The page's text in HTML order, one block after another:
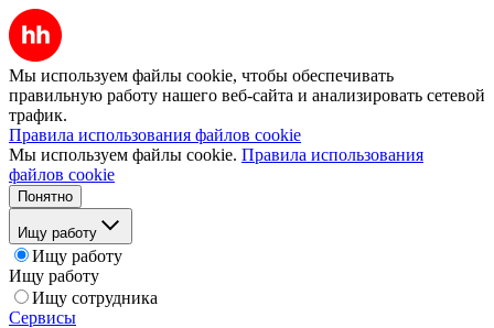
Мы используем файлы cookie, чтобы обеспечивать
правильную работу нашего веб-сайта и анализировать сетевой
трафик.
Правила использования файлов cookie
Мы используем файлы cookie. Правила использования
файлов cookie
Понятно
Ищу работу
Ищу работу
Ищу работу
Ищу сотрудника
Сервисы